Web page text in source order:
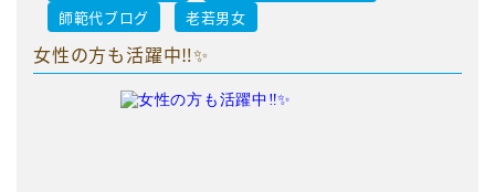
師範代ブログ
老若男女
女性の方も活躍中‼️✨